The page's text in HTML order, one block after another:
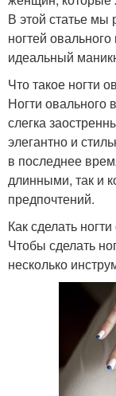
В этой статье мы
ногтей
идеальный
Что такое ногти
Ногти овального
слегка
элегантно и
в последнее
длинными, так и
предпочтений.
Как сделать
Чтобы сделать
несколько